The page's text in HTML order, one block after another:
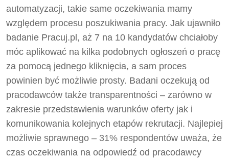
automatyzacji, takie same oczekiwania mamy
względem procesu poszukiwania pracy. Jak ujawniło
badanie Pracuj.pl, aż 7 na 10 kandydatów chciałoby
móc aplikować na kilka podobnych ogłoszeń o pracę
za pomocą jednego kliknięcia, a sam proces
powinien być możliwie prosty. Badani oczekują od
pracodawców także transparentności – zarówno w
zakresie przedstawienia warunków oferty jak i
komunikowania kolejnych etapów rekrutacji. Najlepiej
możliwie sprawnego – 31% respondentów uważa, że
czas oczekiwania na odpowiedź od pracodawcy